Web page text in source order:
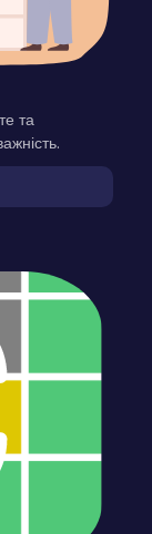
та